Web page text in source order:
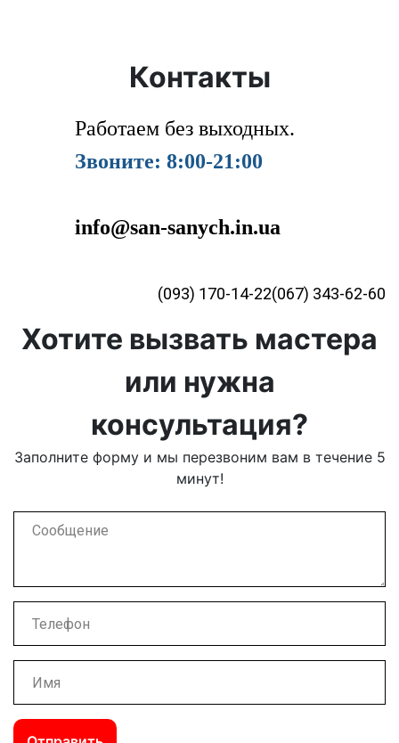
Хотите вызвать мастера
или нужна
консультация?
Заполните форму и мы перезвоним вам в течение 5
минут!
Контакты
Работаем без выходных.
Звоните: 8:00-21:00
info@san-sanych.in.ua
(093) 170-14-22(067) 343-62-60